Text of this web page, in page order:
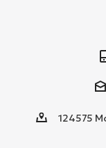
124575